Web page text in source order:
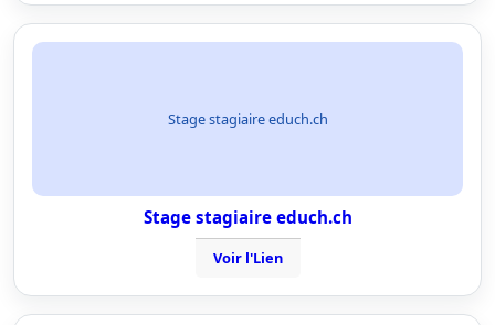
Stage stagiaire educh.ch
Stage stagiaire educh.ch
Voir l'Lien